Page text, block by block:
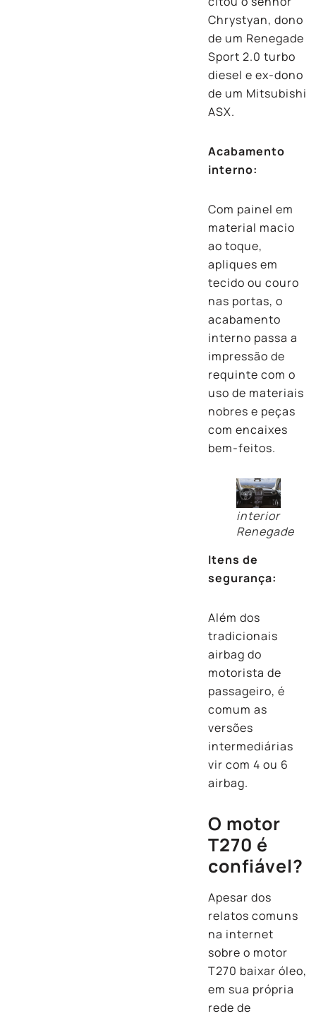
Chrystyan, dono
de um Renegade
Sport 2.0 turbo
diesel e ex-dono
de um Mitsubishi
ASX.
Acabamento
interno:
Com painel em
material macio
ao toque,
apliques em
tecido ou couro
nas portas, o
acabamento
interno passa a
impressão de
requinte com o
uso de materiais
nobres e peças
com encaixes
bem-feitos.
interior
Renegade
Itens de
segurança:
Além dos
tradicionais
airbag do
motorista de
passageiro, é
comum as
versões
intermediárias
vir com 4 ou 6
airbag.
O motor
T270 é
confiável?
Apesar dos
relatos comuns
na internet
sobre o motor
T270 baixar óleo,
em sua própria
rede de